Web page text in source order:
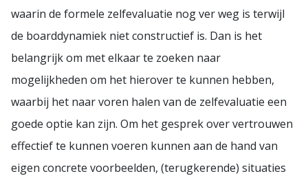
waarin de formele zelfevaluatie nog ver weg is terwijl
de boarddynamiek niet constructief is. Dan is het
belangrijk om met elkaar te zoeken naar
mogelijkheden om het hierover te kunnen hebben,
waarbij het naar voren halen van de zelfevaluatie een
goede optie kan zijn. Om het gesprek over vertrouwen
effectief te kunnen voeren kunnen aan de hand van
eigen concrete voorbeelden, (terugkerende) situaties